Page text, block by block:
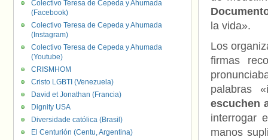
la vida».
Los
firmas
palabras
escuchen
interrogar
manos
Colectivo Teresa de Cepeda y Ahumada
(Facebook)
Colectivo Teresa de Cepeda y Ahumada
(Instagram)
Colectivo Teresa de Cepeda y Ahumada
(Youtube)
CRISMHOM
Cristo LGBTI (Venezuela)
David et Jonathan (Francia)
Dignity USA
Diversidade católica (Brasil)
El Centurión (Centu, Argentina)